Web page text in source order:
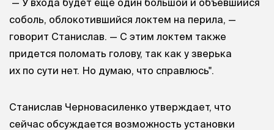
— У входа будет еще один большой и объевшийся
соболь, облокотившийся локтем на перила, —
говорит Станислав. — С этим локтем также
придется поломать голову, так как у зверька
их по сути нет. Но думаю, что справлюсь".
Станислав Черновасиленко утверждает, что
сейчас обсуждается возможность установки